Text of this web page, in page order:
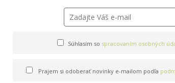
Súhlasím so spracovaním osobných
Prajem si odoberať novinky e-mailom podľa